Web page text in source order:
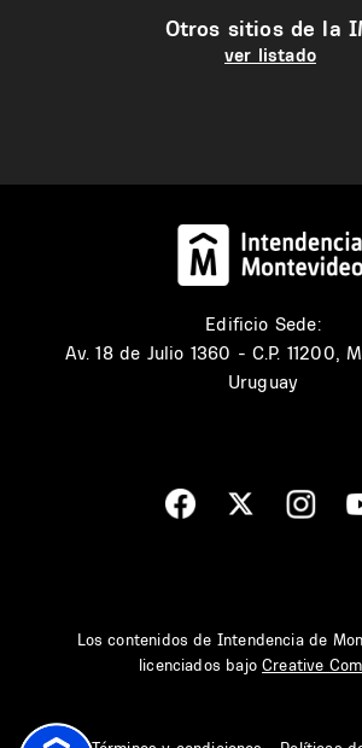
Otros sitios de la
ver listado
Edificio Sede:
Av. 18 de Julio 1360 - C.P. 11200,
Uruguay
Los contenidos de Intendencia de
licenciados bajoCreative